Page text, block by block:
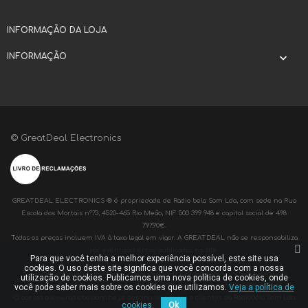
INFORMAÇÃO DA LOJA
INFORMAÇÃO 
© GreatDeal Electronics
GREATDEAL ELECTRONICS ® é propriedade de Radio bela Som Lda, com sede na Rua
Escola dos Mortais nº73, 4520-465 Rio Meão, NIF 500 399 948 e capital social de 498
797,90€.
Todos os preços incluem IVA à taxa legal em vigor. A GREATDEAL não se responsabiliza
RADIOBELA® é propriedade de Radio bela Som Lda, com sede na Rua Escola dos
Mortais nº73, 4520-465 Rio Meão, NIF 500 399 948 e capital social de 498 797,90€.
O acesso a www.radiobelaonline.pt destina-se apenas a clientes da Radiobela Som Lda
Para que você tenha a melhor experiência possível, este site usa
cookies. O uso deste site significa que você concorda com a nossa
utilização de cookies. Publicamos uma nova política de cookies, onde
você pode saber mais sobre os cookies que utilizamos. Veja a política de
cookies.
Ok